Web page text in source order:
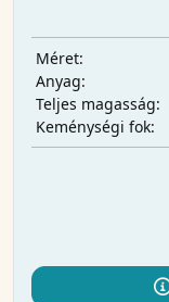
Méret:
Anyag:
Teljes magasság:
Keménységi fok: